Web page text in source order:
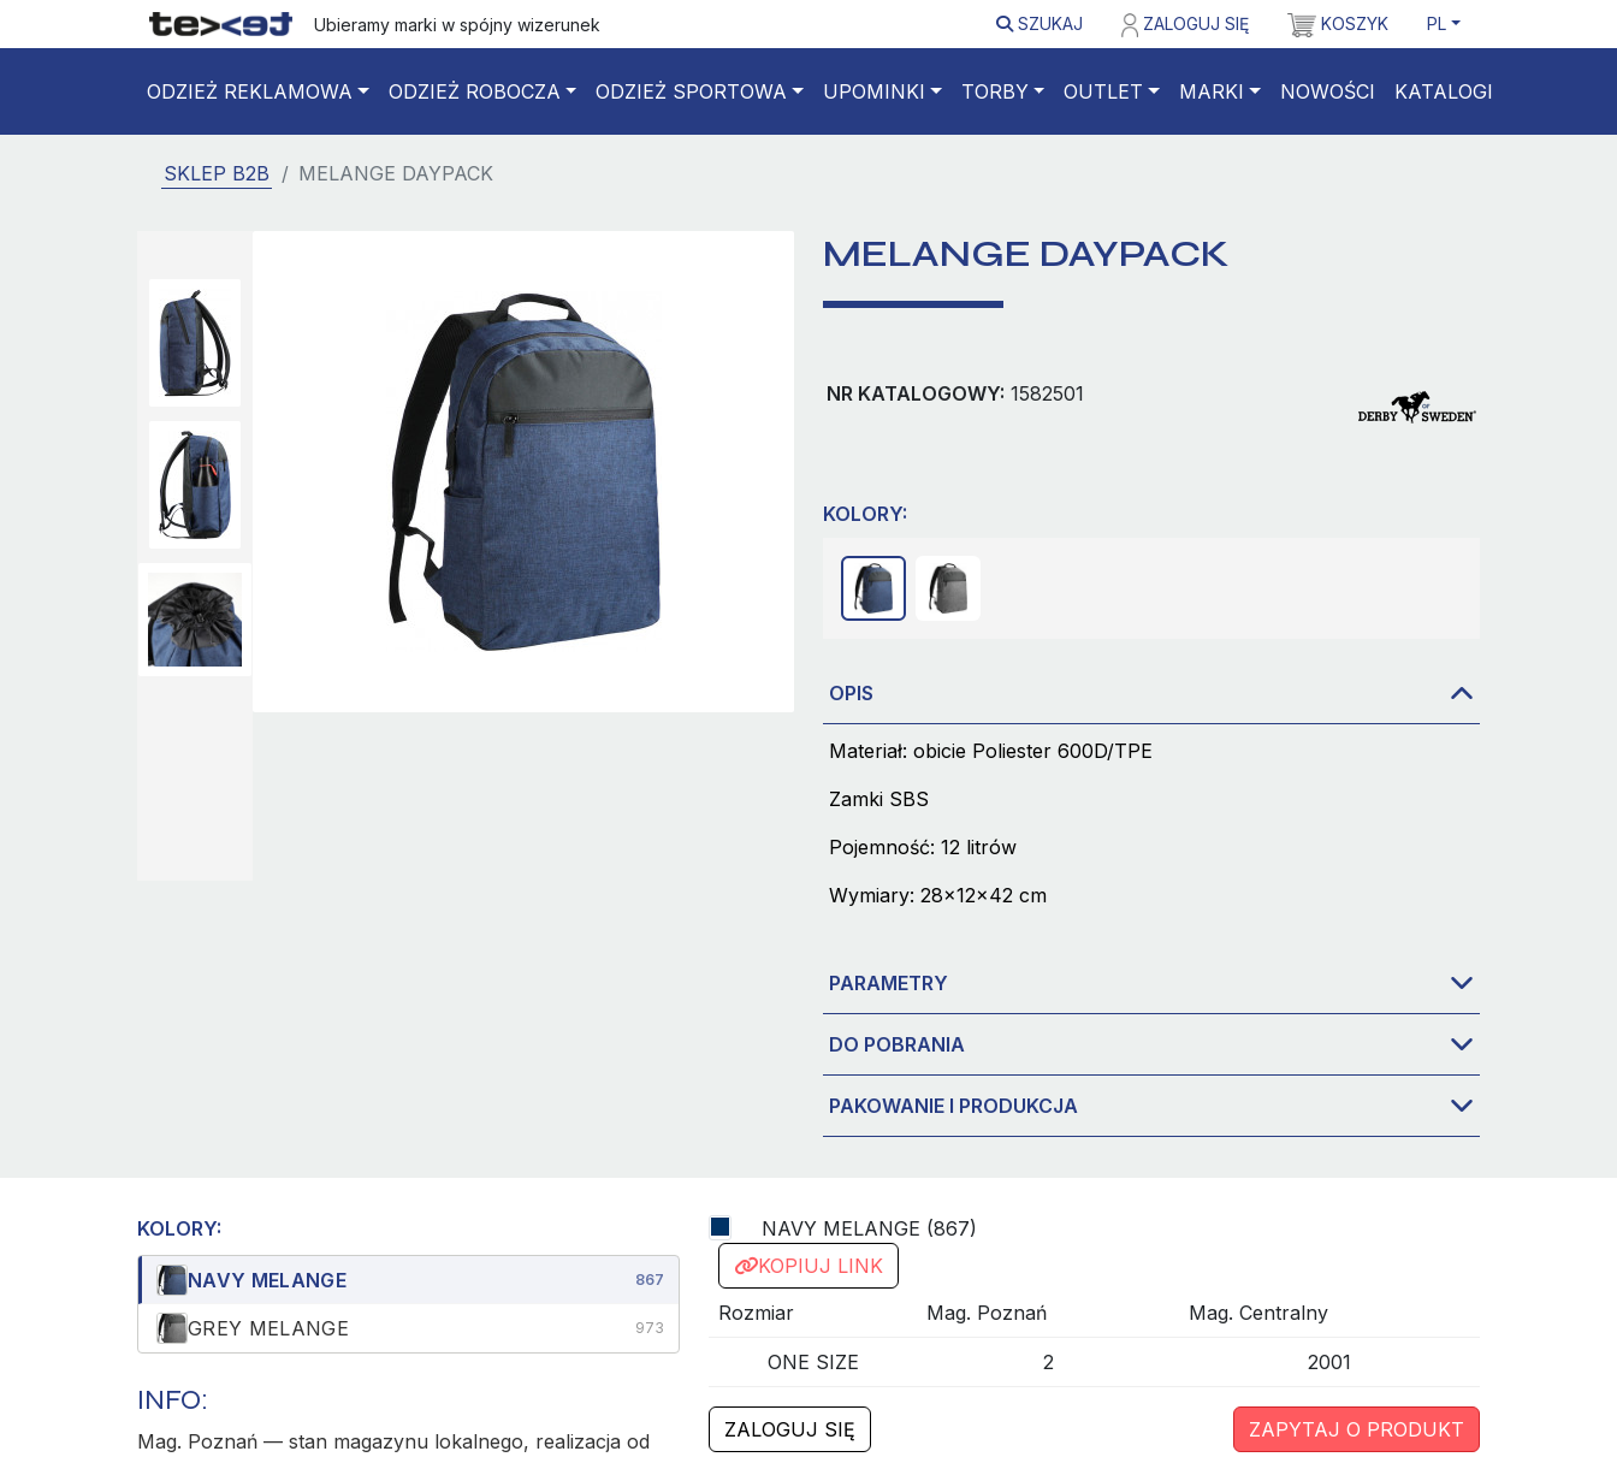
Ubieramy marki w spójny wizerunek SZUKAJ ZALOGUJ SIĘ KOSZYK PL
ODZIEŻ REKLAMOWA ODZIEŻ ROBOCZA ODZIEŻ SPORTOWA UPOMINKI TORBY OUTLET MARKI NOWOŚCI KATALOGI
SKLEP B2B MELANGE DAYPACK
MELANGE DAYPACK
NR KATALOGOWY: 1582501
KOLORY:
OPIS
Materiał: obicie Poliester 600D/TPE
Zamki SBS
Pojemność: 12 litrów
Wymiary: 28x12x42 cm
PARAMETRY
DO POBRANIA
PAKOWANIE I PRODUKCJA
KOLORY:
NAVY MELANGE 867
GREY MELANGE 973
INFO:
Mag. Poznań — stan magazynu lokalnego, realizacja od
NAVY MELANGE (867)
KOPIUJ LINK
Rozmiar
Mag. Poznań Mag. Centralny
ONE SIZE 2 2001
ZALOGUJ SIĘ ZAPYTAJ O PRODUKT